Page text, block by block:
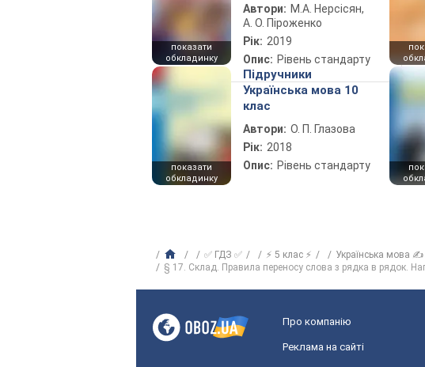
показати
обкладинку
Автори: М.А. Нерсісян,
А. О. Піроженко
Рік: 2019
Опис: Рівень стандарту
показати
обкладинку
Підручники
Українська мова 10
клас
Автори: О. П. Глазова
Рік: 2018
Опис: Рівень стандарту
✅ ГДЗ ✅ ⚡ 5 клас ⚡ Українська мова ✍
§ 17. Склад. Правила переносу слова з рядка в рядок.
Про компанію
Реклама на сайті